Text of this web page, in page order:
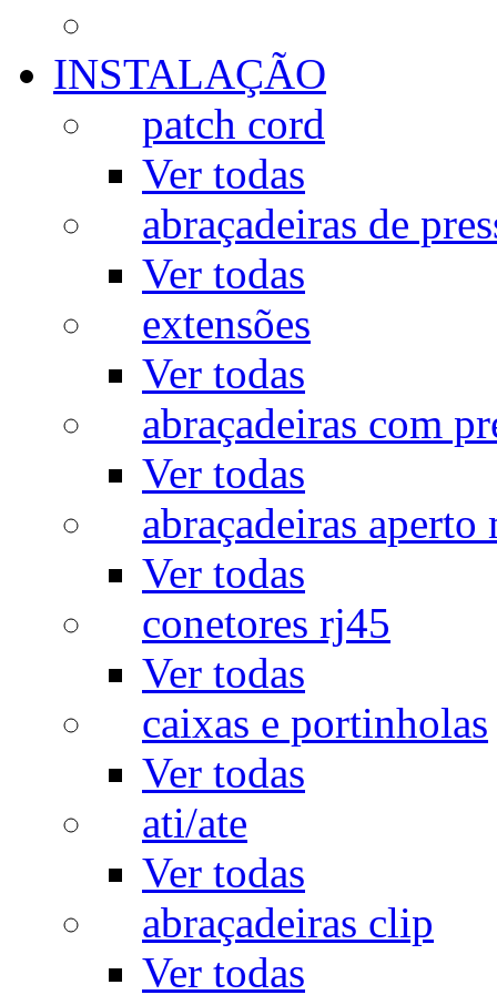
INSTALAÇÃO
patch cord
Ver todas
abraçadeiras de
Ver todas
extensões
Ver todas
abraçadeiras com
Ver todas
abraçadeiras aperto
Ver todas
conetores rj45
Ver todas
caixas e portinholas
Ver todas
ati/ate
Ver todas
abraçadeiras clip
Ver todas